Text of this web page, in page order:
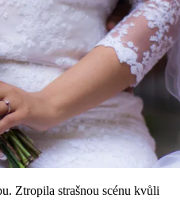
Ztropila strašnou scénu kvůli